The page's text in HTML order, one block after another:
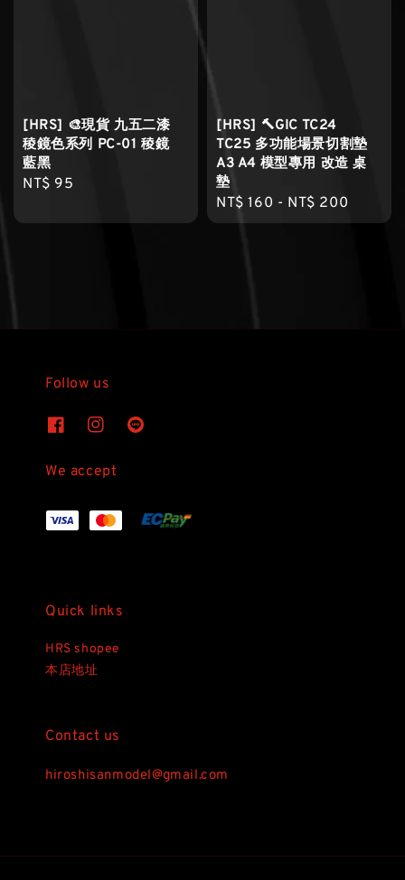
[HRS] 🎨現貨 九五二漆
稜鏡色系列 PC-01 稜鏡
藍黑
Regular
NT$ 95
[HRS] 🔨GIC TC24
TC25 多功能場景切割墊
A3 A4 模型專用 改造 桌
墊
Regular
price
NT$ 160 - NT$ 200
Follow us
We accept
Quick links
HRS shopee
本店地址
Contact us
hiroshisanmodel@gmail.com